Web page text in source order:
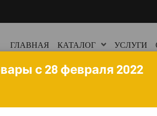
ГЛАВНАЯ КАТАЛОГ УСЛУГИ
с 28 февраля 2022